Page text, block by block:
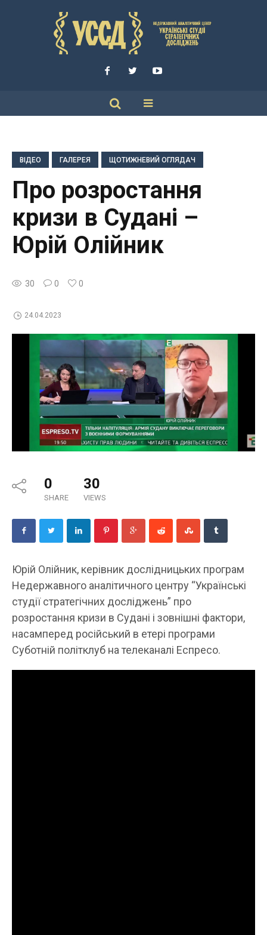
ВІДЕО ГАЛЕРЕЯ ЩОТИЖНЕВИЙ ОГЛЯДАЧ
Про розростання
кризи в Судані –
Юрій Олійник
30 0 0
24.04.2023
0
SHARE
30
VIEWS
Юрій Олійник, керівник дослідницьких програм
Недержавного аналітичного центру “Українські
студії стратегічних досліджень” про
розростання кризи в Судані і зовнішні фактори,
насамперед російський в етері програми
Суботній політклуб на телеканалі Еспресо.